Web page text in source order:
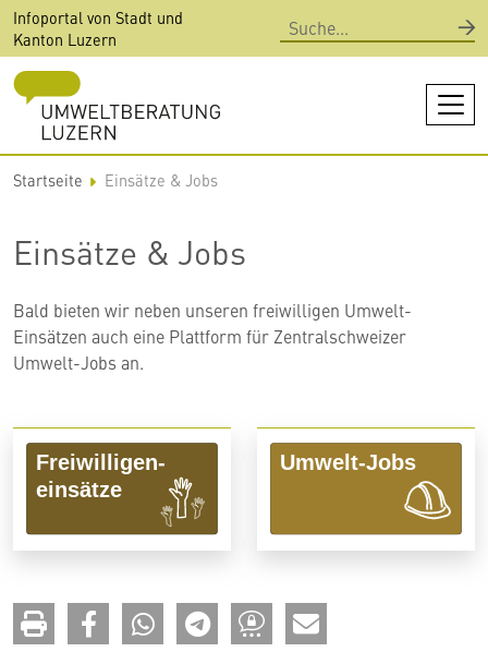
Direkt
zum
Inhalt
Infoportal von Stadt und
Kanton Luzern
Suche
Startseite Einsätze & Jobs
Einsätze & Jobs
Bald bieten wir neben unseren freiwilligen Umwelt-
Einsätzen auch eine Plattform für Zentralschweizer
Umwelt-Jobs an.